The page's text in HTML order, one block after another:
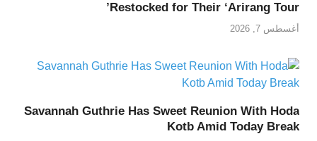
Restocked for Their ‘Arirang Tour’
أغسطس 7, 2026
Savannah Guthrie Has Sweet Reunion With Hoda
Kotb Amid Today Break